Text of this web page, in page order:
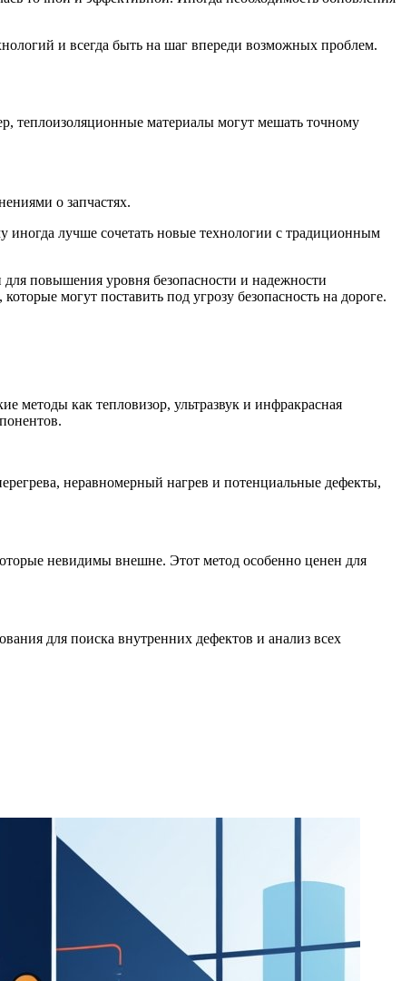
и всегда быть на шаг впереди возможных проблем.
теплоизоляционные материалы могут мешать точному
о запчастях.
иногда лучше сочетать новые технологии с традиционным
повышения уровня безопасности и надежности
могут поставить под угрозу безопасность на дороге.
методы как тепловизор, ультразвук и инфракрасная
неравномерный нагрев и потенциальные дефекты,
невидимы внешне. Этот метод особенно ценен для
для поиска внутренних дефектов и анализ всех